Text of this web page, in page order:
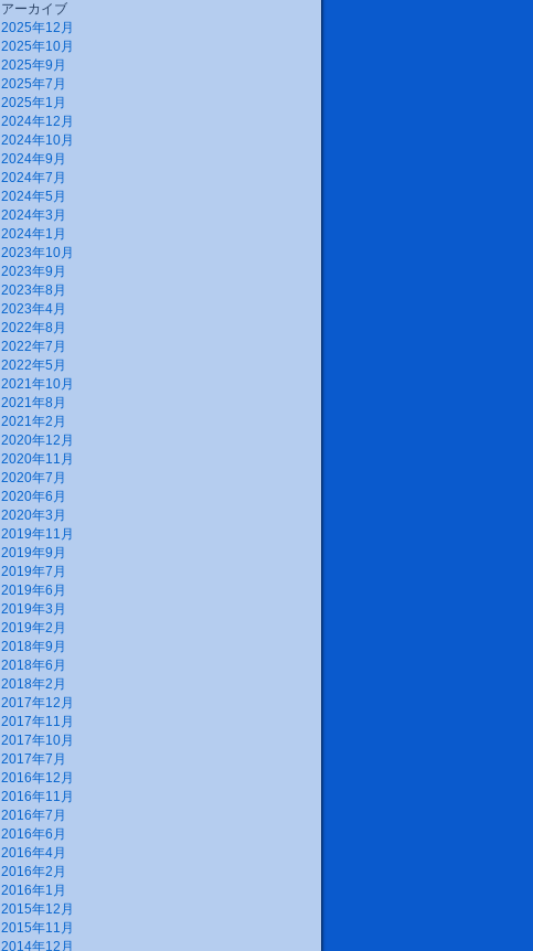
アーカイブ
2025年12月
2025年10月
2025年9月
2025年7月
2025年1月
2024年12月
2024年10月
2024年9月
2024年7月
2024年5月
2024年3月
2024年1月
2023年10月
2023年9月
2023年8月
2023年4月
2022年8月
2022年7月
2022年5月
2021年10月
2021年8月
2021年2月
2020年12月
2020年11月
2020年7月
2020年6月
2020年3月
2019年11月
2019年9月
2019年7月
2019年6月
2019年3月
2019年2月
2018年9月
2018年6月
2018年2月
2017年12月
2017年11月
2017年10月
2017年7月
2016年12月
2016年11月
2016年7月
2016年6月
2016年4月
2016年2月
2016年1月
2015年12月
2015年11月
2014年12月